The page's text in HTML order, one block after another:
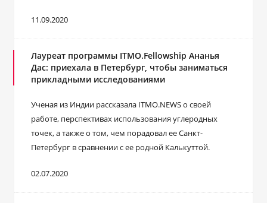
11.09.2020
Лауреат программы ITMO.Fellowship Ананья
Дас: приехала в Петербург, чтобы заниматься
прикладными исследованиями
Ученая из Индии рассказала ITMO.NEWS о своей
работе, перспективах использования углеродных
точек, а также о том, чем порадовал ее Санкт-
Петербург в сравнении с ее родной Калькуттой.
02.07.2020